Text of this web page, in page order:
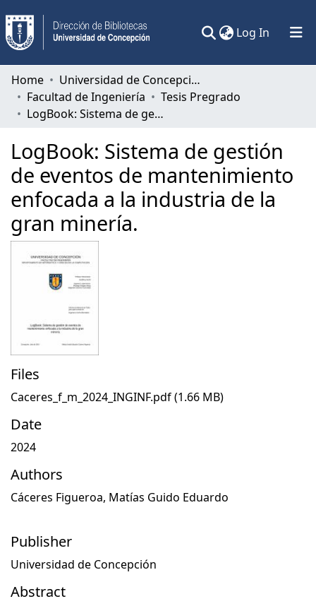
Log In (current)
Communities & Collections
All of DSpace
Home
Universidad de Concepción
Facultad de Ingeniería
Tesis Pregrado
LogBook: Sistema de gestión de eventos de mantenimiento enfocada a la industria de la gran minería.
LogBook: Sistema de gestión
de eventos de mantenimiento
enfocada a la industria de la
gran minería.
Files
Caceres_f_m_2024_INGINF.pdf(1.66 MB)
Date
2024
Authors
Cáceres Figueroa, Matías Guido Eduardo
Publisher
Universidad de Concepción
Abstract